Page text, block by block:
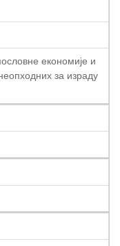
економије и
за израду